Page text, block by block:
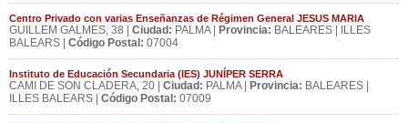
Centro Privado con varias Enseñanzas de Régimen General JESUS MARIA
GUILLEM GALMES, 38 | Ciudad: PALMA | Provincia: BALEARES | ILLES
BALEARS | Código Postal: 07004
Instituto de Educación Secundaria (IES) JUNÍPER SERRA
CAMI DE SON CLADERA, 20 | Ciudad: PALMA | Provincia: BALEARES |
ILLES BALEARS | Código Postal: 07009